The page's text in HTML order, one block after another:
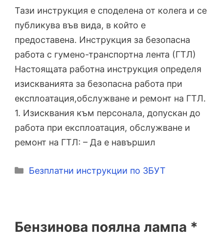
Тази инструкция е споделена от колега и се
публикува във вида, в който е
предоставена. Инструкция за безопасна
работа с гумено-транспортна лента (ГТЛ)
Настоящата работна инструкция определя
изискванията за безопасна работа при
експлоатация,обслужване и ремонт на ГТЛ.
1. Изисквания към персонала, допускан до
работа при експлоатация, обслужване и
ремонт на ГТЛ: – Да е навършил
Категории
Безплатни инструкции по ЗБУТ
Бензинова поялна лампа *